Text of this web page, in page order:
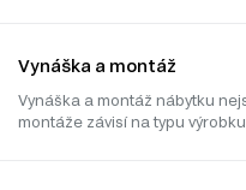
Vynáška a montáž
Vynáška a montáž nábytku
montáže závisí na typu výrobku.